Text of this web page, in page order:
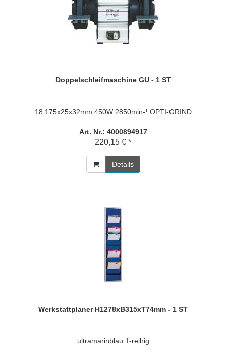
Doppelschleifmaschine GU - 1 ST
18 175x25x32mm 450W 2850min-¹ OPTI-GRIND
Art. Nr.: 4000894917
220,15 € *
Details
Werkstattplaner H1278xB315xT74mm - 1 ST
ultramarinblau 1-reihig